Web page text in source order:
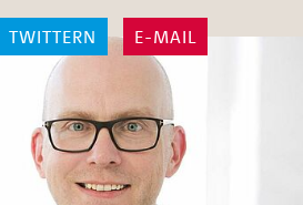
TWITTERN E-MAIL